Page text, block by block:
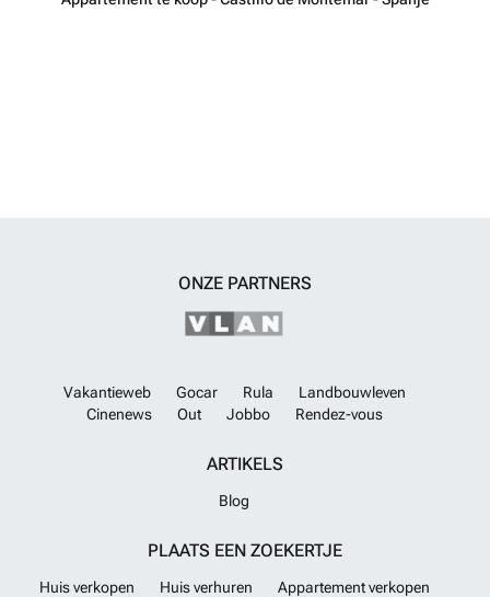
ONZE PARTNERS
Vakantieweb Gocar Rula
Landbouwleven
Cinenews
Out Jobbo Rendez-vous
ARTIKELS
Blog
PLAATS EEN ZOEKERTJE
Huis verkopen Huis verhuren
Appartement verkopen